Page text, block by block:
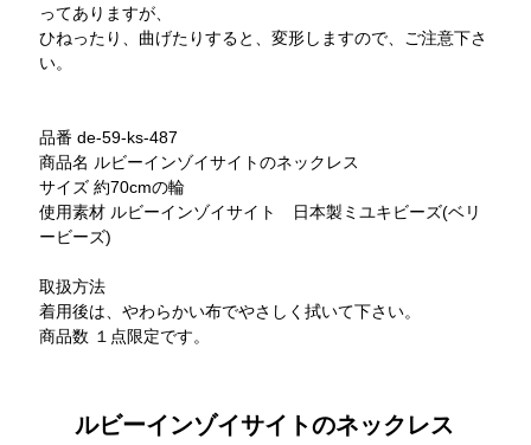
ってありますが、
ひねったり、曲げたりすると、変形しますので、ご注意下さ
い。
品番 de-59-ks-487
商品名 ルビーインゾイサイトのネックレス
サイズ 約70cmの輪
使用素材 ルビーインゾイサイト 日本製ミユキビーズ(ベリ
ービーズ)
取扱方法
着用後は、やわらかい布でやさしく拭いて下さい。
商品数 １点限定です。
ルビーインゾイサイトのネックレス